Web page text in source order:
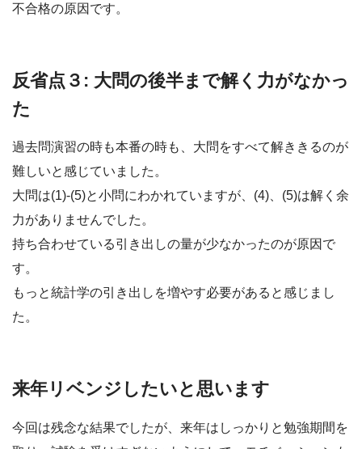
不合格の原因です。
反省点３: 大問の後半まで解く力がなかっ
た
過去問演習の時も本番の時も、大問をすべて解ききるのが
難しいと感じていました。
大問は(1)-(5)と小問にわかれていますが、(4)、(5)は解く余
力がありませんでした。
持ち合わせている引き出しの量が少なかったのが原因で
す。
もっと統計学の引き出しを増やす必要があると感じまし
た。
来年リベンジしたいと思います
今回は残念な結果でしたが、来年はしっかりと勉強期間を